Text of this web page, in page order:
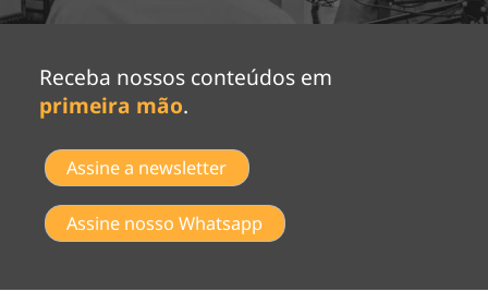
Receba nossos conteúdos em
primeira mão.
Assine a newsletter
Assine nosso Whatsapp